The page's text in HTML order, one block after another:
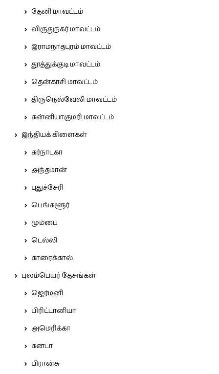
தேனி மாவட்டம்
விருதுநகர் மாவட்டம்
இராமநாதபுரம் மாவட்டம்
தூத்துக்குடி மாவட்டம்
தென்காசி மாவட்டம்
திருநெல்வேலி மாவட்டம்
கன்னியாகுமரி மாவட்டம்
இந்தியக் கிளைகள்
கர்நாடகா
அந்தமான்
புதுச்சேரி
பெங்களூர்
மும்பை
டெல்லி
காரைக்கால்
புலம்பெயர் தேசங்கள்
ஜெர்மனி
பிரிட்டானியா
அமெரிக்கா
கனடா
பிரான்சு